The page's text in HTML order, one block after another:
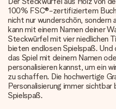
100% FSC®-zertifiziertem
nicht nur wunderschön, sondern
kann mit einem Namen deiner
Steckwürfel mit vier niedlichen
bieten endlosen Spielspaß.
das Spiel mit deinem Namen
personalisieren kannst, um ein
zu schaffen. Die hochwertige
Personalisierung immer
Spielspaß.